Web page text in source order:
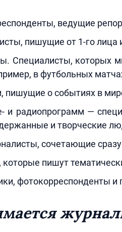
ведущие
пишущие от 1-го лица
Специалисты, которых
в футбольных
пишущие о событиях в
и радиопрограмм —
и творческие
сочетающие
пишут
фотокорреспонденты и